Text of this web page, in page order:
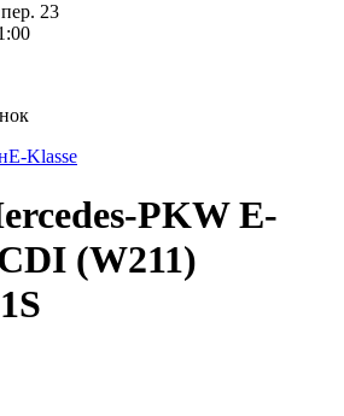
23
E-Klasse
PKW E-
(W211)